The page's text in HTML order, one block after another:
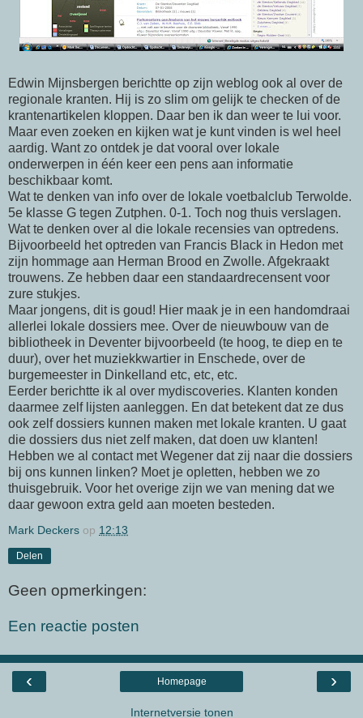
Edwin Mijnsbergen berichtte op zijn weblog ook al over de
regionale kranten. Hij is zo slim om gelijk te checken of de
krantenartikelen kloppen. Daar ben ik dan weer te lui voor.
Maar even zoeken en kijken wat je kunt vinden is wel heel
aardig. Want zo ontdek je dat vooral over lokale
onderwerpen in één keer een pens aan informatie
beschikbaar komt.
Wat te denken van info over de lokale voetbalclub Terwolde.
5e klasse G tegen Zutphen. 0-1. Toch nog thuis verslagen.
Wat te denken over al die lokale recensies van optredens.
Bijvoorbeeld het optreden van Francis Black in Hedon met
zijn hommage aan Herman Brood en Zwolle. Afgekraakt
trouwens. Ze hebben daar een standaardrecensent voor
zure stukjes.
Maar jongens, dit is goud! Hier maak je in een handomdraai
allerlei lokale dossiers mee. Over de nieuwbouw van de
bibliotheek in Deventer bijvoorbeeld (te hoog, te diep en te
duur), over het muziekkwartier in Enschede, over de
burgemeester in Dinkelland etc, etc, etc.
Eerder berichtte ik al over mydiscoveries. Klanten konden
daarmee zelf lijsten aanleggen. En dat betekent dat ze dus
ook zelf dossiers kunnen maken met lokale kranten. U gaat
die dossiers dus niet zelf maken, dat doen uw klanten!
Hebben we al contact met Wegener dat zij naar die dossiers
bij ons kunnen linken? Moet je opletten, hebben we zo
thuisgebruik. Voor het overige zijn we van mening dat we
daar gewoon extra geld aan moeten besteden.
Mark Deckers op 12:13
Delen
Geen opmerkingen:
Een reactie posten
‹ ›
Homepage
Internetversie tonen